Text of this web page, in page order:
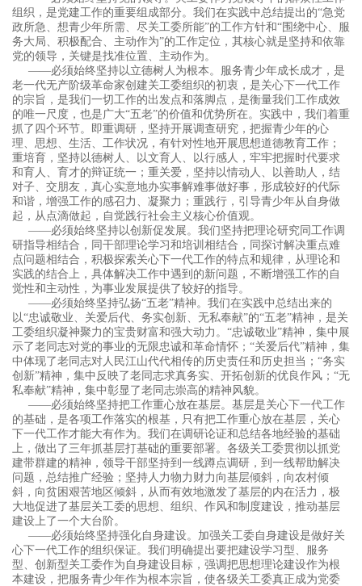
组织，是党建工作的重要组成部分。我们在实践中总结提出的“急党
政所急、想青少年所需、尽关工委所能”的工作方针和“围绕中心、服
务大局、积极配合、主动作为”的工作定位，其核心就是坚持和依靠
党的领导，关键是找准位置、主动作为。
——必须始终坚持以立德树人为根本。服务青少年成长成才，是
老一代无产阶级革命家创建关工委组织的初衷，是关心下一代工作
的宗旨，是我们一切工作的出发点和落脚点，是衡量我们工作成效
的唯一尺度，也是广大“五老”的价值和优势所在。实践中，我们着重
抓了四个环节。即重调研，坚持开展调查研究，把握青少年的心
理、思想、生活、工作状况，有针对性地开展思想道德教育工作；
重培育，坚持以德树人、以文育人、以行感人，牢牢把握时代要求
和育人、育才的辩证统一；重关爱，坚持以情动人、以善助人，结
对子、交朋友，真心实意地办实事解难事做好事，形成较好的代际
和谐，增强工作的感召力、凝聚力；重践行，引导青少年从自身做
起，从点滴做起，自觉践行社会主义核心价值观。
——必须始终坚持以创新促发展。我们坚持把理论研究同工作调
研指导相结合，同干部理论学习和培训相结合，同探讨解决重点难
点问题相结合，积极探索关心下一代工作的特点和规律，从理论和
实践的结合上，具体解决工作中遇到的新问题，不断增强工作的自
觉性和主动性，为事业发展提供了较好的指导。
——必须始终坚持弘扬“五老”精神。我们在实践中总结出来的
以“忠诚敬业、关爱后代、务实创新、无私奉献”的“五老”精神，是关
工委组织凝神聚力的宝贵财富和强大动力。“忠诚敬业”精神，集中展
示了老同志对党的事业的无限忠诚和革命情怀；“关爱后代”精神，集
中体现了老同志对人民江山代代相传的历史责任和历史担当；“务实
创新”精神，集中反映了老同志求真务实、开拓创新的优良作风；“无
私奉献”精神，集中彰显了老同志崇高的精神风貌。
——必须始终坚持把工作重心放在基层。基层是关心下一代工作
的基础，是各项工作落实的根基，只有把工作重心放在基层，关心
下一代工作才能大有作为。我们在调研论证和总结各地经验的基础
上，做出了三年抓基层打基础的重要部署。各级关工委贯彻以抓党
建带群建的精神，领导干部坚持到一线蹲点调研，到一线帮助解决
问题，总结推广经验；坚持人力物力财力向基层倾斜，向农村倾
斜，向贫困艰苦地区倾斜，从而有效地激发了基层的内在活力，极
大地促进了基层关工委的思想、组织、作风和制度建设，推动基层
建设上了一个大台阶。
——必须始终坚持强化自身建设。加强关工委自身建设是做好关
心下一代工作的组织保证。我们明确提出要把建设学习型、服务
型、创新型关工委作为自身建设目标，强调把思想理论建设作为根
本建设，把服务青少年作为根本宗旨，使各级关工委真正成为党委